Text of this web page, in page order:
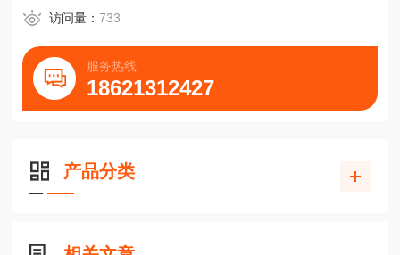
访问量：733
服务热线
18621312427
产品分类